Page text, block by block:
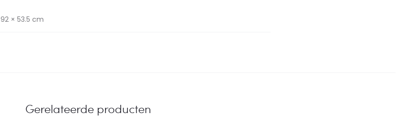
92 × 53.5 cm
Gerelateerde producten